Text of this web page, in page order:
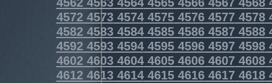
4572457345744575457645774578
4582458345844585458645874588
4592459345944595459645974598
4602460346044605460646074608
4612461346144615461646174618